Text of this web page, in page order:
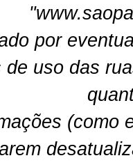
por
de uso das
(como